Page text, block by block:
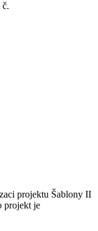
č.
projektu Šablony II
projekt je